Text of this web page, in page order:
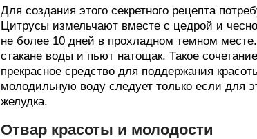
Для создания этого секретного рецепта
Цитрусы измельчают вместе с цедрой и
не более 10 дней в прохладном темном
стакане воды и пьют натощак. Такое
прекрасное средство для поддержания
молодильную воду следует только если для
желудка.
Отвар красоты и молодости